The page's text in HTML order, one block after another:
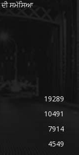
ਦੀ ਸਮੱਸਿਆ
19289
10491
7914
4549